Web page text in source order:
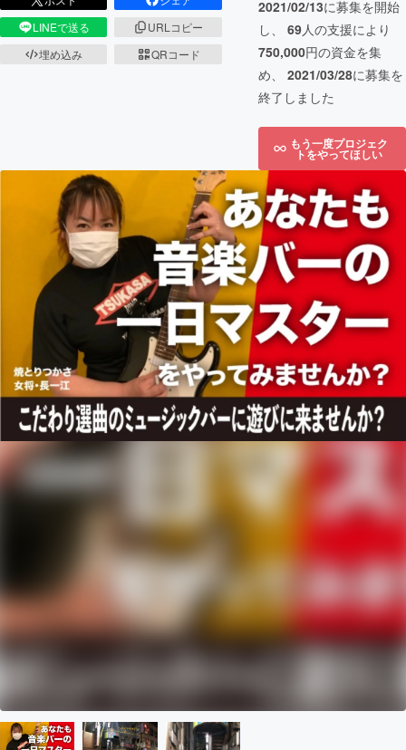
LINEで送る
URLコピー
埋め込み
QRコード
2021/02/13に募集を開始
し、 69人の支援により
750,000円の資金を集
め、 2021/03/28に募集を
終了しました
もう一度プロジェク
トをやってほしい